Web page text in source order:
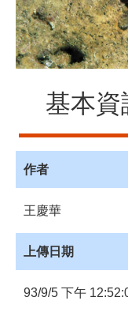
發
布
諮
會
專
區
首
員
基本資
作者
王慶華
上傳日期
93/9/5 下午